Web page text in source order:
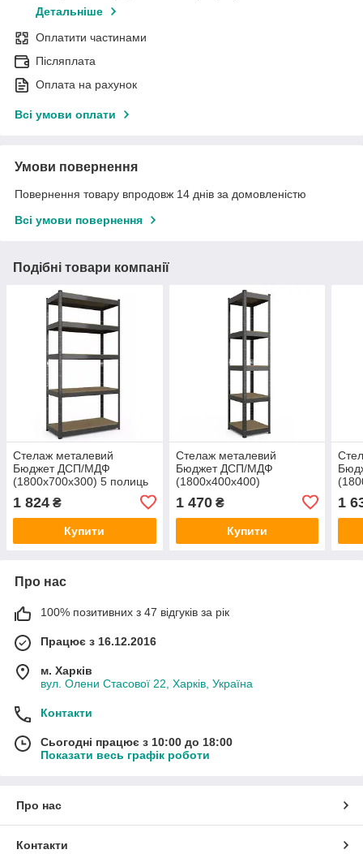
Детальніше
Оплатити частинами
Післяплата
Оплата на рахунок
Всі умови оплати
Умови повернення
Повернення товару впродовж 14 днів за домовленістю
Всі умови повернення
Подібні товари компанії
Стелаж металевий
Бюджет ДСП/МДФ
(1800х700х300) 5 полиць
1 824 ₴
Купити
Стелаж металевий
Бюджет ДСП/МДФ
(1800х400х400)
1 470₴
Купити
1
Про нас
100% позитивних з 47 відгуків за рік
Працює з 16.12.2016
м. Харків
вул. Олени Стасової 22, Харків, Україна
Контакти
Сьогодні працює з 10:00 до 18:00
Показати весь графік роботи
Про нас
Контакти